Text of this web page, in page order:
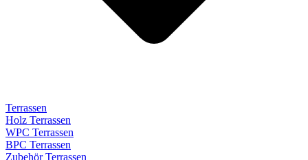
Terrassen
Holz Terrassen
WPC Terrassen
BPC Terrassen
Zubehör Terrassen